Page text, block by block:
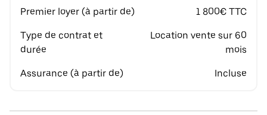
Premier loyer (à partir de) 1 800€ TTC
Type de contrat et
durée
Location vente sur 60
mois
Assurance (à partir de) Incluse